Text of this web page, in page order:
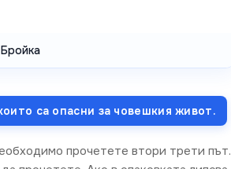
Бройка
са опасни за човешкия живот.
прочетете втори трети път.